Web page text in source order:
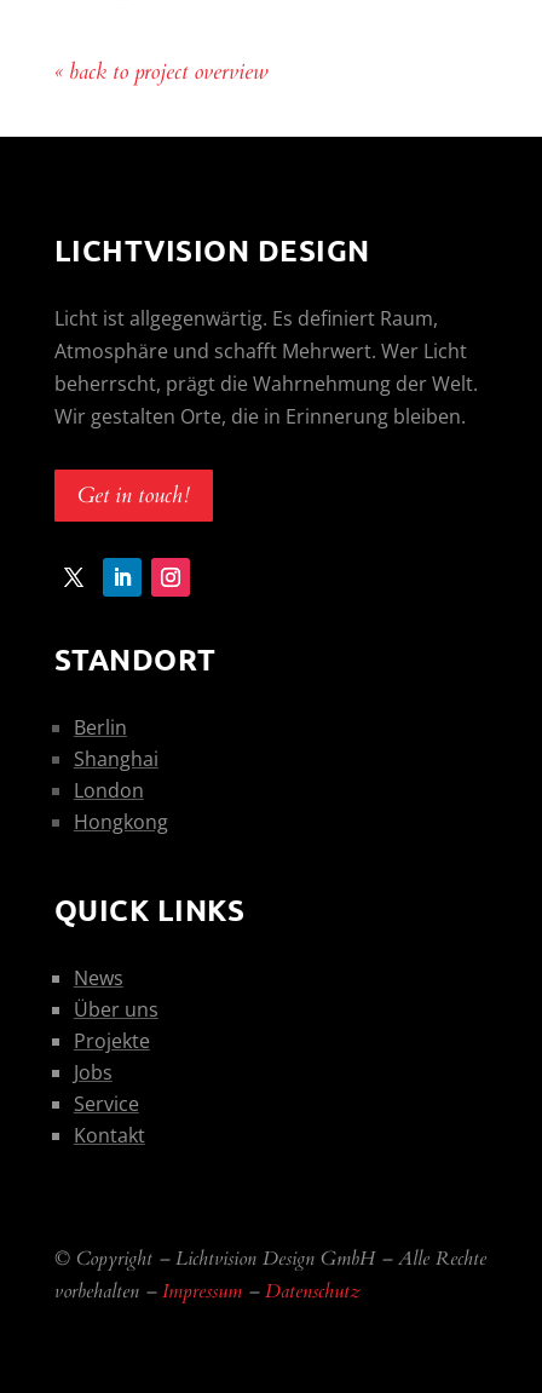
« back to project overview
LICHTVISION DESIGN
Licht ist allgegenwärtig. Es definiert Raum,
Atmosphäre und schafft Mehrwert. Wer Licht
beherrscht, prägt die Wahrnehmung der Welt.
Wir gestalten Orte, die in Erinnerung bleiben.
Get in touch!
STANDORT
Berlin
Shanghai
London
Hongkong
QUICK LINKS
News
Über uns
Projekte
Jobs
Service
Kontakt
© Copyright – Lichtvision Design GmbH – Alle Rechte
vorbehalten –Impressum–Datenschutz